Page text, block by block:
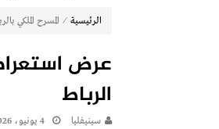
الرئيسية ⁄ المسرح الملكي
عرض
الرباط
سينيفليا 4 يونيو، 2026